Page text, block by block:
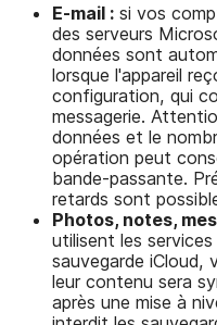
E-mail : si vos
des serveurs
données sont
lorsque l'appareil
configuration, qui
messagerie.
données et le
opération peut
bande-passante.
retards sont
Photos, notes,
utilisent les
sauvegarde iCloud,
leur contenu sera
après une mise à